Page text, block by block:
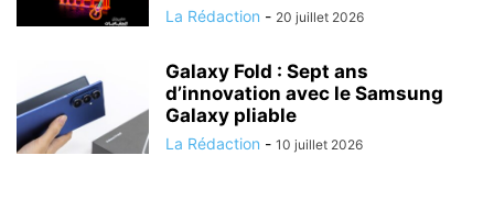
La Rédaction - 20 juillet 2026
Galaxy Fold : Sept ans
d’innovation avec le Samsung
Galaxy pliable
La Rédaction - 10 juillet 2026